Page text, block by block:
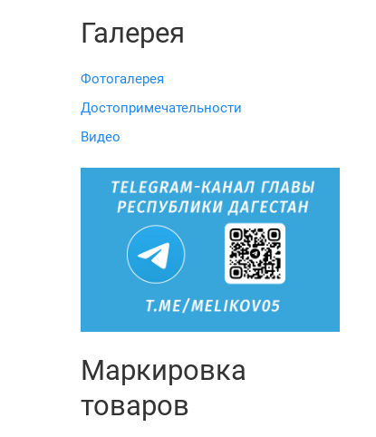
Галерея
Фотогалерея
Достопримечательности
Видео
Маркировка
товаров